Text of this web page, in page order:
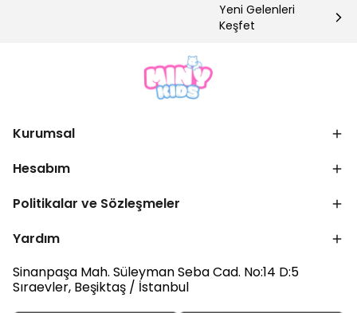
Yeni Gelenleri
Keşfet
Kurumsal
Hesabım
Politikalar ve Sözleşmeler
Yardım
Sinanpaşa Mah. Süleyman Seba Cad. No:14 D:5
Sıraevler, Beşiktaş / İstanbul